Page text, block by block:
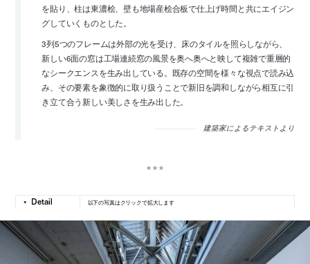
を貼り、柱は東濃桧、壁も地場産桧合板で仕上げ時間と共にエイジン
グしていくものとした。
3列5つのフレームは外部の光を受け、床のタイルを照らしながら、
新しい6面の窓は工場連続窓の風景を奥へ奥へと映して複雑で重層的
なシークエンスを生み出している。既存の空間を様々な視点で読み込
み、その要素を象徴的に取り扱うことで新旧を調和しながら相互に引
き立て合う新しい美しさを生み出した。
建築家によるテキストより
以下の写真はクリックで拡大します